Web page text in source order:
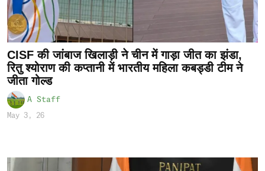
CISF की जांबाज खिलाड़ी ने चीन में गाड़ा जीत का झंडा,
रितु श्योराण की कप्तानी में भारतीय महिला कबड्डी टीम ने
जीता गोल्ड
A Staff
May 3, 26